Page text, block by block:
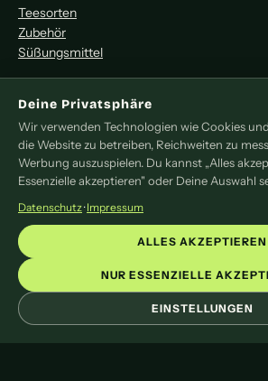
Teesorten
Zubehör
Süßungsmittel
MITMACHEN
Redaktion
Pressemitteilung
Newsletter
LEGAL
Impressum
Datenschutz
Cookie-Einstellungen
Deine Privatsphäre
Wir verwenden Technologien wie Cookies
die Website zu betreiben, Reichweiten zu
Werbung auszuspielen. Du kannst „Alles
Essenzielle akzeptieren" oder Deine Auswahl
Datenschutz·Impressum
EINSTELLUNGEN
NUR ESSENZIELLE
ALLES AKZEPTIEREN